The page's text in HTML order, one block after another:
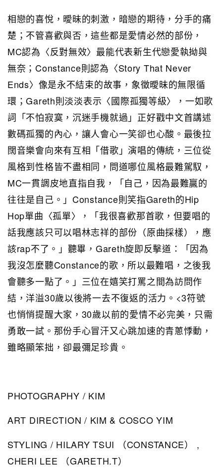
相戀的喜悅，曖昧的刺激，暗戀的期待，分手的痛
楚；不管喜歡與否，這些都是愛情必然的部份，
MC認為〈反對無效〉最能代表新生代戀愛執拗與
無奈；Constance則認為〈Story That Never
Ends〉像是永不結束的故事，象徵曖昧的無限循
環；Gareth則淡淡表示〈國際孤獨等級〉，一如歌
詞「不怕寂寞，沉迷手機就過」正好戳中文首講述
數碼孤獨的內心，讓人會心一笑卻也心酸。最後拉
闊音樂會向來有互相「借歌」演唱的傳統，三位從
風格到性格皆不盡相同，問道哪位風格最難駕馭，
MC一貫調皮地直指自我，「自己，因為最難贏的
往往是自己。」Constance則笑指Gareth的Hip
Hop單曲〈孤單〉，「我很喜歡那首歌，但要唱的
話我應該只可以唱林志祥的部份（原曲採樣），應
該rap不了。」聽畢，Gareth旋即反擊道：「因為
我沒怎麼聽Constance的歌，所以最難唱，之後我
會聽多一點了。」三位在嬉笑打罵之間為訪問作
結，洋溢30歲以後將一去不復返的活力。<3符號
也悄悄提醒大家，30歲以前的愛情不必完美，只需
勇敢一試。那份手心冒汗又心跳加速的青蔥悸動，
雖略顯笨拙，卻最彌足珍貴。
PHOTOGRAPHY / KIM
ART DIRECTION / KIM & COSCO YIM
STYLING / HILARY TSUI （CONSTANCE） ,
CHERI LEE （GARETH.T）